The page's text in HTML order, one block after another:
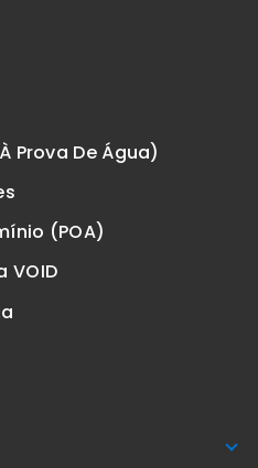
Prova De Água)
(POA)
VOID